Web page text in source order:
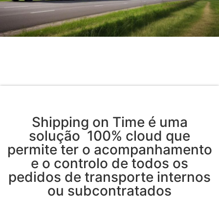
Shipping on Time é uma
solução 100% cloud que
permite ter o acompanhamento
e o controlo de todos os
pedidos de transporte internos
ou subcontratados